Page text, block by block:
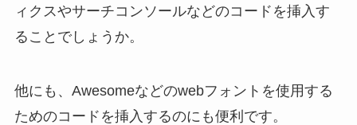
ィクスやサーチコンソールなどのコードを挿入す
ることでしょうか。
他にも、Awesomeなどのwebフォントを使用する
ためのコードを挿入するのにも便利です。